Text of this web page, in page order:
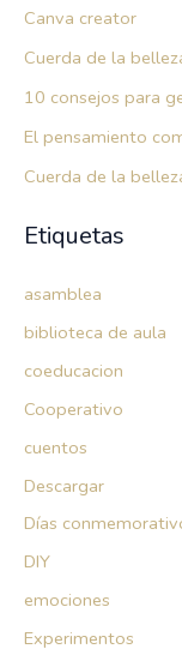
Canva creator
Cuerda de la
10 consejos para
El pensamiento
Cuerda de la
Etiquetas
asamblea
biblioteca de aula
coeducacion
Cooperativo
cuentos
Descargar
Días
DIY
emociones
Experimentos